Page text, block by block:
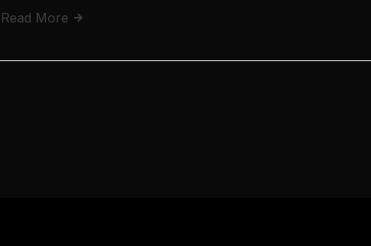
Read More